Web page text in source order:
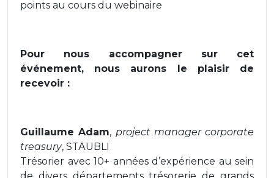
points au cours du webinaire
Pour nous accompagner sur cet
événement, nous aurons le plaisir de
recevoir :
Guillaume Adam, project manager corporate
treasury, STÄUBLI
Trésorier avec 10+ années d’expérience au sein